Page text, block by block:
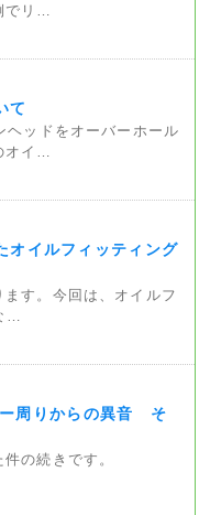
でリ…
て
ヘッドをオーバーホール
オイ…
オイルフィッティング
す。今回は、オイルフ
…
周りからの異音 そ
の続きです。